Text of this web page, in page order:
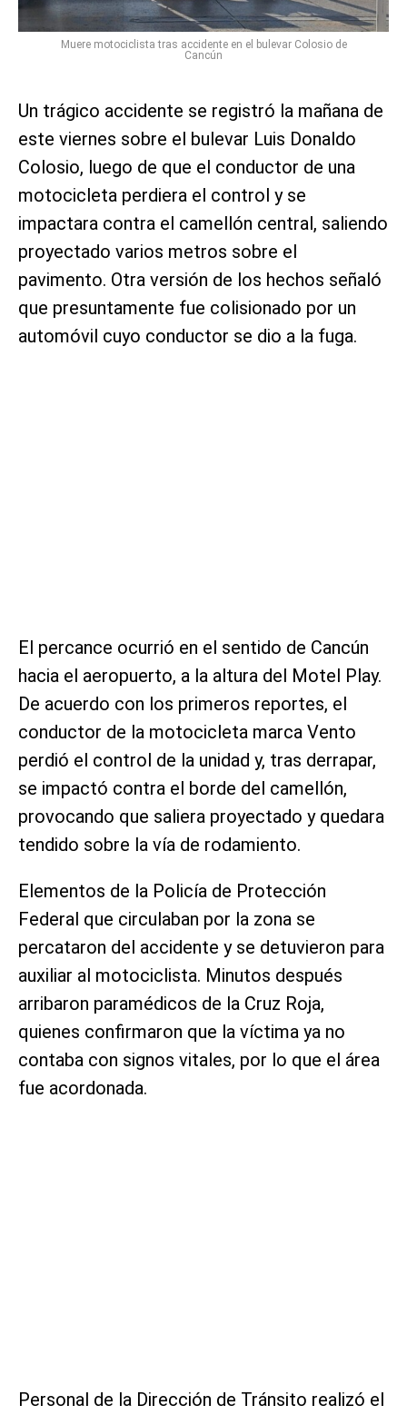
Muere motociclista tras accidente en el bulevar Colosio de
Cancún
Un trágico accidente se registró la mañana de
este viernes sobre el bulevar Luis Donaldo
Colosio, luego de que el conductor de una
motocicleta perdiera el control y se
impactara contra el camellón central, saliendo
proyectado varios metros sobre el
pavimento. Otra versión de los hechos señaló
que presuntamente fue colisionado por un
automóvil cuyo conductor se dio a la fuga.
El percance ocurrió en el sentido de Cancún
hacia el aeropuerto, a la altura del Motel Play.
De acuerdo con los primeros reportes, el
conductor de la motocicleta marca Vento
perdió el control de la unidad y, tras derrapar,
se impactó contra el borde del camellón,
provocando que saliera proyectado y quedara
tendido sobre la vía de rodamiento.
Elementos de la Policía de Protección
Federal que circulaban por la zona se
percataron del accidente y se detuvieron para
auxiliar al motociclista. Minutos después
arribaron paramédicos de la Cruz Roja,
quienes confirmaron que la víctima ya no
contaba con signos vitales, por lo que el área
fue acordonada.
Personal de la Dirección de Tránsito realizó el